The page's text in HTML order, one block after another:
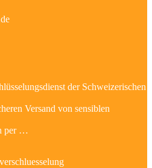
der Schweizerischen
Versand von sensiblen
per …